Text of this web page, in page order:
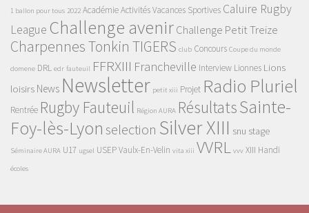
1 ballon pour tous 2022 AcadémieActivités Vacances Sportives Caluire Rugby
League Challenge avenirChallenge Petit Treize
Charpennes Tonkin TIGERS club Concours Coupe du monde
domene DRL edr fauteuil FFRXIII Francheville Interview Lionnes Lions
loisirs News Newsletter petit xiii Projet Radio Pluriel
Rentrée Rugby Fauteuil Région AURA RésultatsSainte-
Foy-lès-Lyon selection Silver XIII snu stage
Séminaire AURA U17 ugsel USEPVaulx-En-Velin vita xiii VVRL vvv XIII Handi
écoles